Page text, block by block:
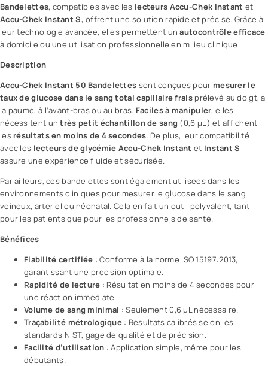
Bandelettes, compatibles avec les lecteurs Accu-Chek Instant et
Accu-Chek Instant S, offrent une solution rapide et précise. Grâce à
leur technologie avancée, elles permettent unautocontrôle efficace
à domicile ou une utilisation professionnelle en milieu clinique.
Description
Accu-Chek Instant 50 Bandelettes sont conçues pour mesurer le
taux de glucose dans le sang total capillaire fraisprélevé au doigt, à
la paume, à l’avant-bras ou au bras. Faciles à manipuler, elles
nécessitent untrès petit échantillon de sang (0,6 µL) et affichent
lesrésultats en moins de 4 secondes. De plus, leur compatibilité
avec les lecteurs de glycémie Accu-Chek Instant et Instant S
assure une expérience fluide et sécurisée.
Par ailleurs, ces bandelettes sont également utilisées dans les
environnements cliniques pour mesurer le glucose dans le sang
veineux, artériel ou néonatal. Cela en fait un outil polyvalent, tant
pour les patients que pour les professionnels desanté.
Bénéfices
Fiabilité certifiée : Conforme à la norme ISO 15197:2013,
garantissant une précision optimale.
Rapidité de lecture : Résultat en moins de 4 secondes pour
une réaction immédiate.
Volume de sang minimal : Seulement 0,6 µL nécessaire.
Traçabilité métrologique : Résultats calibrés selon les
standards NIST, gage de qualité et de précision.
Facilité d’utilisation : Application simple, même pour les
débutants.